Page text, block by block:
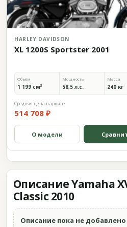
HARLEY DAVIDSON
XL 1200S Sportster 2001
Объём
1 199 см³
Мощность
58,5 л.с.
Масса
240 кг
Средняя цена в архиве
514 708 ₽
О модели
Описание Yamaha
Classic 2010
Описание пока не добавлено